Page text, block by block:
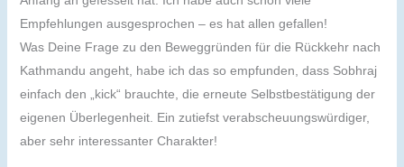
Empfehlungen ausgesprochen – es hat allen gefallen!
Was Deine Frage zu den Beweggründen für die Rückkehr nach
Kathmandu angeht, habe ich das so empfunden, dass Sobhraj
einfach den „kick“ brauchte, die erneute Selbstbestätigung der
eigenen Überlegenheit. Ein zutiefst verabscheuungswürdiger,
aber sehr interessanter Charakter!